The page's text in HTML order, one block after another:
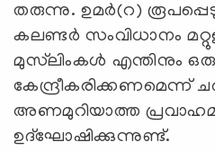
തരുന്നു. ഉമര്‍(റ)
കലണ്ടര്‍ സംവിധാനം
മുസ്‌ലിംകള്‍ എന്തിനും
കേന്ദ്രീകരിക്കണമെന്ന്
അണമുറിയാത്ത
ഉദ്‌ഘോഷിക്കുന്നുണ്ട്.